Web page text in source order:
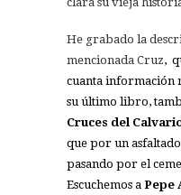
He grabado la
mencionada Cruz,
cuanta información
su último libro,
Cruces del
que por un
pasando por el
Escuchemos a Pepe